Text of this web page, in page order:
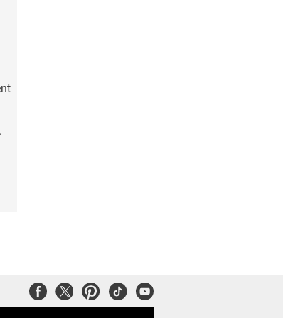
FacebookTwitterPinterest
TiktokYoutube